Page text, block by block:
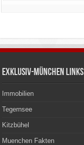
Exklusiv-München Links
Immobilien
Tegernsee
Kitzbühel
Muenchen Fakten